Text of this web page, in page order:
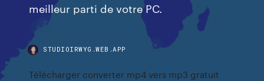
meilleur parti de votre PC.
STUDIOIRWYG.WEB.APP
Télécharger converter mp4 vers mp3 gratuit